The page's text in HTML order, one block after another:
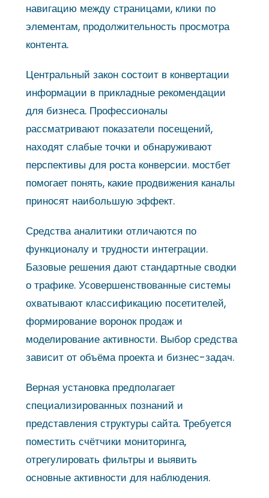
навигацию между страницами, клики по
элементам, продолжительность просмотра
контента.
Центральный закон состоит в конвертации
информации в прикладные рекомендации
для бизнеса. Профессионалы
рассматривают показатели посещений,
находят слабые точки и обнаруживают
перспективы для роста конверсии. мостбет
помогает понять, какие продвижения каналы
приносят наибольшую эффект.
Средства аналитики отличаются по
функционалу и трудности интеграции.
Базовые решения дают стандартные сводки
о трафике. Усовершенствованные системы
охватывают классификацию посетителей,
формирование воронок продаж и
моделирование активности. Выбор средства
зависит от объёма проекта и бизнес-задач.
Верная установка предполагает
специализированных познаний и
представления структуры сайта. Требуется
поместить счётчики мониторинга,
отрегулировать фильтры и выявить
основные активности для наблюдения.